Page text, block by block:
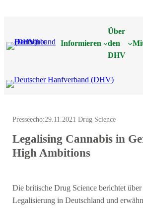
Informieren
Über
den
DHV
Presseecho:29.11.2021 Drug Science
Legalising Cannabis in
High Ambitions
Die britische Drug Science berichtet
Legalisierung in Deutschland und